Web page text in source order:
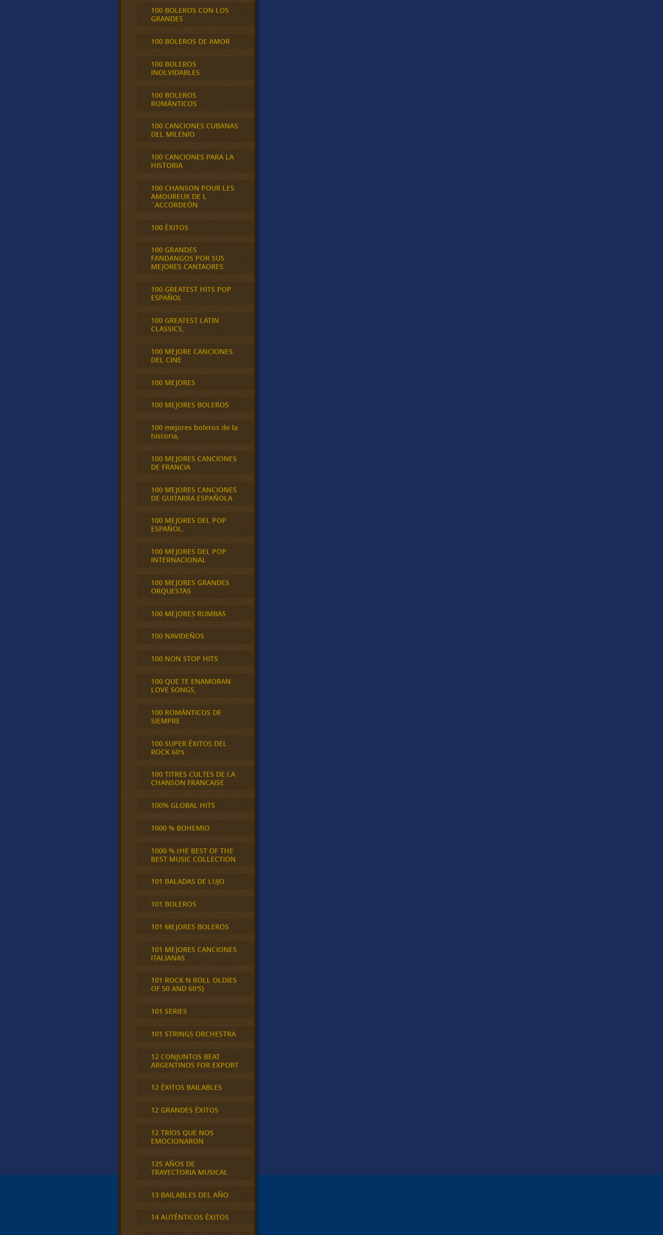
100 BOLEROS CON LOS
GRANDES
100 BOLEROS DE AMOR
100 BOLEROS
INOLVIDABLES
100 BOLEROS
ROMÁNTICOS
100 CANCIONES CUBANAS
DEL MILENIO
100 CANCIONES PARA LA
HISTORIA
100 CHANSON POUR LES
AMOUREUX DE L
´ACCORDEÓN
100 ÉXITOS
100 GRANDES
FANDANGOS POR SUS
MEJORES CANTAORES
100 GREATEST HITS POP
ESPAÑOL
100 GREATEST LATIN
CLASSICS,
100 MEJORE CANCIONES
DEL CINE
100 MEJORES
100 MEJORES BOLEROS
100 mejores boleros de la
historia,
100 MEJORES CANCIONES
DE FRANCIA
100 MEJORES CANCIONES
DE GUITARRA ESPAÑOLA
100 MEJORES DEL POP
ESPAÑOL.
100 MEJORES DEL POP
INTERNACIONAL
100 MEJORES GRANDES
ORQUESTAS
100 MEJORES RUMBAS
100 NAVIDEÑOS
100 NON STOP HITS
100 QUE TE ENAMORAN
LOVE SONGS,
100 ROMÁNTICOS DE
SIEMPRE
100 SUPER ÉXITOS DEL
ROCK 60's
100 TITRES CULTES DE LA
CHANSON FRANCAISE
100% GLOBAL HITS
1000 % BOHEMIO
1000 % tHE BEST OF THE
BEST MUSIC COLLECTION
101 BALADAS DE LUJO
101 BOLEROS
101 MEJORES BOLEROS
101 MEJORES CANCIONES
ITALIANAS
101 ROCK N ROLL OLDIES
OF 50 AND 60'S}
101 SERIES
101 STRINGS ORCHESTRA
12 CONJUNTOS BEAT
ARGENTINOS FOR EXPORT
12 ÉXITOS BAILABLES
12 GRANDES ÉXITOS
12 TRÍOS QUE NOS
EMOCIONARON
125 AÑOS DE
TRAYECTORIA MUSICAL
13 BAILABLES DEL AÑO
14 AUTÉNTICOS ÉXITOS